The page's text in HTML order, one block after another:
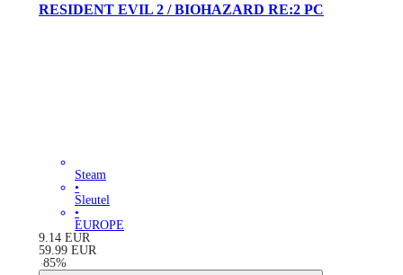
RESIDENT EVIL 2 / BIOHAZARD RE:2 PC
Steam
•
Sleutel
•
EUROPE
9.14 EUR
59.99 EUR
-85%